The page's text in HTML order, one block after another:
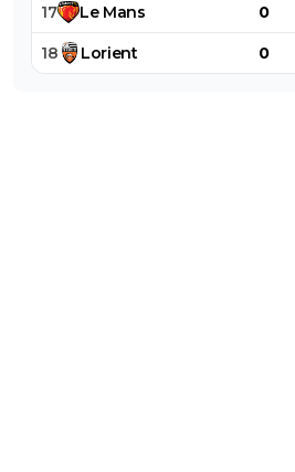
17 Le Mans 0
18 Lorient 0